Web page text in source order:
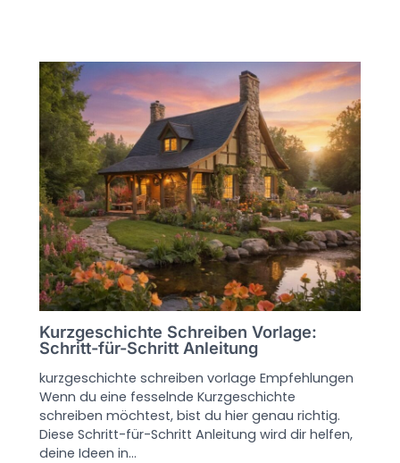
Kurzgeschichte Schreiben Vorlage:
Schritt-für-Schritt Anleitung
kurzgeschichte schreiben vorlage Empfehlungen
Wenn du eine fesselnde Kurzgeschichte
schreiben möchtest, bist du hier genau richtig.
Diese Schritt-für-Schritt Anleitung wird dir helfen,
deine Ideen in…